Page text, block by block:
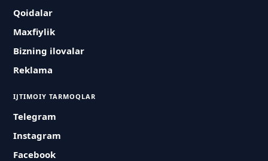
Qoidalar
Maxfiylik
Bizning ilovalar
Reklama
IJTIMOIY TARMOQLAR
Telegram
Instagram
Facebook